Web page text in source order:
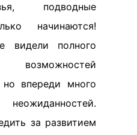
подводные
начинаются!
полного
возможностей
впереди много
за развитием